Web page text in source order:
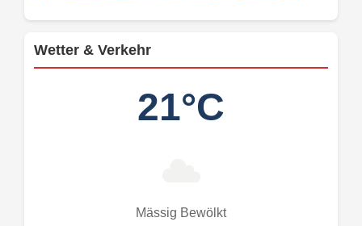
Wetter & Verkehr
21°C
Mässig Bewölkt